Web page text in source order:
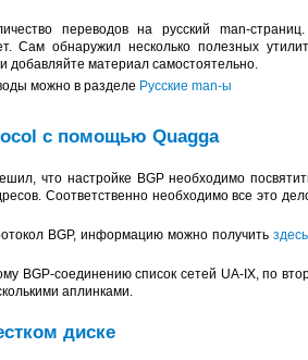
переводов на русский man-
Сам обнаружил несколько полезных
добавляйте материал самостоятельно.
можно в разделе Русские man-ы
c помощью Quagga
что настройке BGP необходимо
Соответственно необходимо все это
BGP, информацию можно получить здесь
BGP-соединению список сетей UA-IX, по
аплинками.
диске